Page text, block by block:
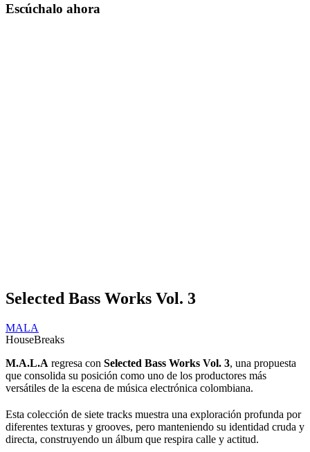
Escúchalo ahora
Selected Bass Works Vol. 3
MALA
HouseBreaks
M.A.L.A regresa con Selected Bass Works Vol. 3, una propuesta
que consolida su posición como uno de los productores más
versátiles de la escena de música electrónica colombiana.
Esta colección de siete tracks muestra una exploración profunda por
diferentes texturas y grooves, pero manteniendo su identidad cruda y
directa, construyendo un álbum que respira calle y actitud.